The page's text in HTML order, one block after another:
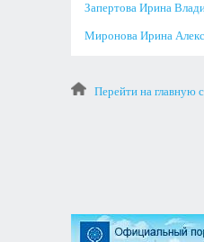
Запертова Ирина
Миронова Ирина
Перейти на главную